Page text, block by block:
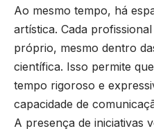
Ao mesmo tempo, há
artística. Cada
próprio, mesmo dentro
científica. Isso permite
tempo rigoroso e
capacidade de
A presença de iniciativas